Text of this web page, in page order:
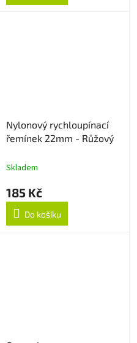
Nylonový rychloupínací
řemínek 22mm - Růžový
Skladem
185 Kč
Do košíku